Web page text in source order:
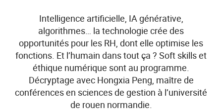
Intelligence artificielle, IA générative,
algorithmes… la technologie crée des
opportunités pour les RH, dont elle optimise les
fonctions. Et l’humain dans tout ça ? Soft skills et
éthique numérique sont au programme.
Décryptage avec Hongxia Peng, maître de
conférences en sciences de gestion à l’université
de rouen normandie.